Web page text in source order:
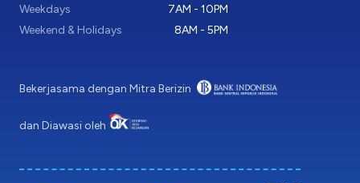
Weekdays
7AM - 10PM
Weekend & Holidays
8AM - 5PM
Bekerjasama dengan Mitra Berizin
dan Diawasi oleh